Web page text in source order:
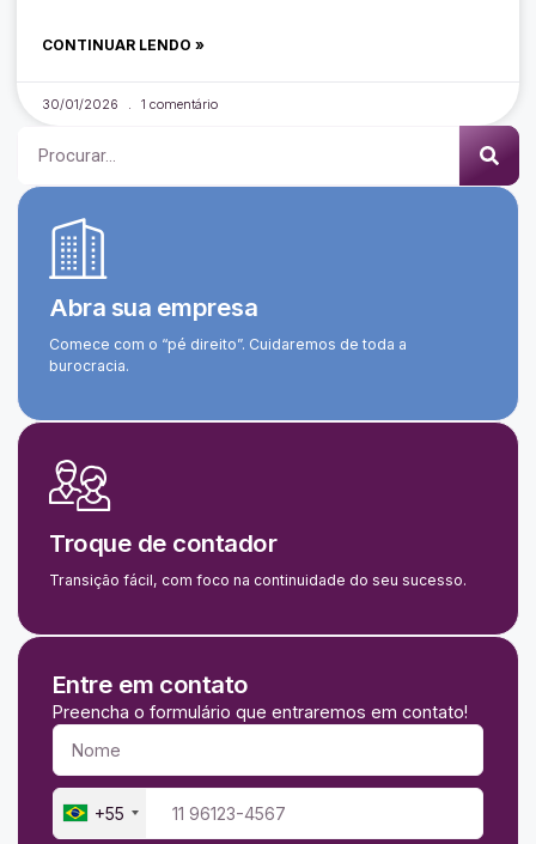
CONTINUAR LENDO »
30/01/2026 1 comentário
Abra sua empresa
Comece com o “pé direito”. Cuidaremos de toda a
burocracia.
Troque de contador
Transição fácil, com foco na continuidade do seu sucesso.
Entre em contato
Preencha o formulário que entraremos em contato!
+55